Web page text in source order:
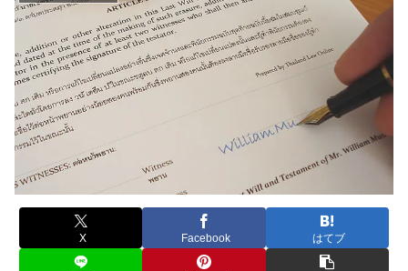
X Facebook はてブ